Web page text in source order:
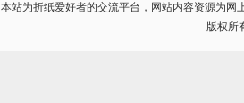
本站为折纸爱好者的交流平台，网站内容资源为
版权所